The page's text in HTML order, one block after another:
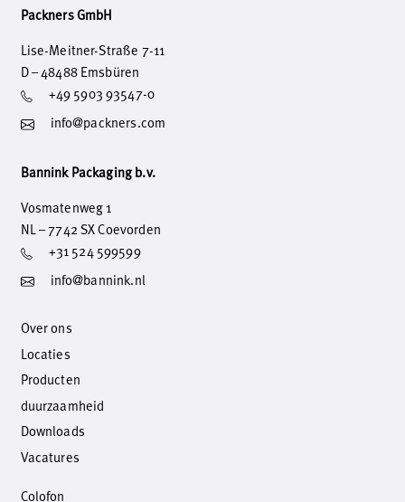
Packners GmbH
Lise-Meitner-Straße 7-11
D – 48488 Emsbüren
+49 5903 93547-0
info@packners.com
Bannink Packaging b.v.
Vosmatenweg 1
NL – 7742 SX Coevorden
+31 524 599599
info@bannink.nl
Over ons
Locaties
Producten
duurzaamheid
Downloads
Vacatures
Colofon